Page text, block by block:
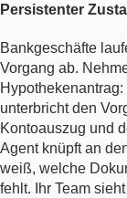
Persistenter
Bankgeschäfte
Vorgang ab.
unterbricht den
Kontoauszug und
Agent knüpft an
weiß, welche
fehlt. Ihr Team